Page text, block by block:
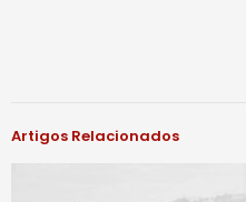
Artigos Relacionados